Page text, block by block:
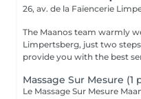
26, av. de la Faïencerie
The Maanos team warmly
Limpertsberg, just two
provide you with the best
Massage Sur Mesure (1